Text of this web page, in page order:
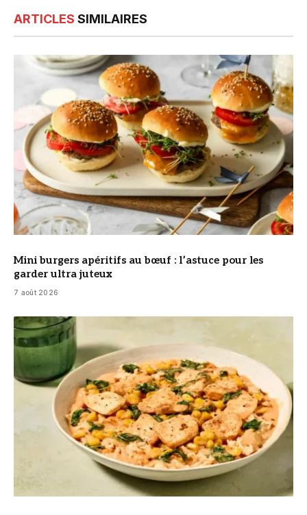
ARTICLES SIMILAIRES
© DR
Mini burgers apéritifs au bœuf : l’astuce pour les
garder ultra juteux
7 août 2026
© DR